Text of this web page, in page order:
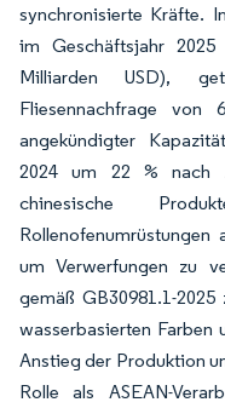
synchronisierte Kräfte.
im Geschäftsjahr 2025
Milliarden USD),
Fliesennachfrage
angekündigter
2024 um 22 % nach
chinesische
um Verwerfungen zu
gemäß GB30981.1-
wasserbasierten Farben
Anstieg der Produktion
Rolle als ASEAN-